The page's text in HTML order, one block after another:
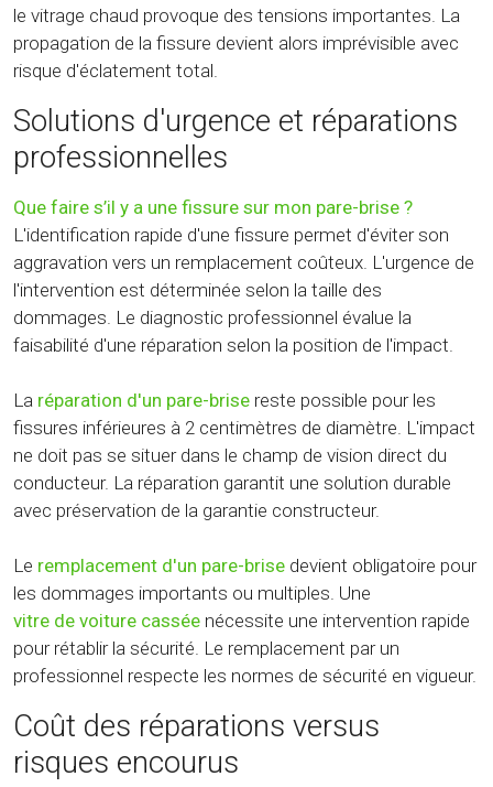
le vitrage chaud provoque des tensions importantes. La
propagation de la fissure devient alors imprévisible avec
risque d'éclatement total.
Solutions d'urgence et réparations
professionnelles
Que faire s’il y a une fissure sur mon pare-brise ?
L'identification rapide d'une fissure permet d'éviter son
aggravation vers un remplacement coûteux. L'urgence de
l'intervention est déterminée selon la taille des
dommages. Le diagnostic professionnel évalue la
faisabilité d'une réparation selon la position de l'impact.
La réparation d'un pare-brise reste possible pour les
fissures inférieures à 2 centimètres de diamètre. L'impact
ne doit pas se situer dans le champ de vision direct du
conducteur. La réparation garantit une solution durable
avec préservation de la garantie constructeur.
Le remplacement d'un pare-brise devient obligatoire pour
les dommages importants ou multiples. Une
vitre de voiture cassée nécessite une intervention rapide
pour rétablir la sécurité. Le remplacement par un
professionnel respecte les normes de sécurité en vigueur.
Coût des réparations versus
risques encourus